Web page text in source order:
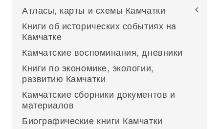
Атласы, карты и схемы Камчатки
Книги об исторических событиях на
Камчатке
Камчатские воспоминания, дневники
Книги по экономике, экологии,
развитию Камчатки
Камчатские сборники документов и
материалов
Биографические книги Камчатки